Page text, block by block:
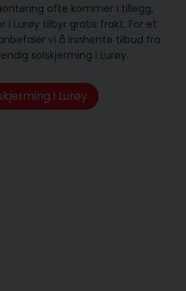
ofte kommer i tillegg,
i Lurøy tilbyr gratis frakt. For et
vi å innhente tilbud fra
solskjerming i Lurøy.
i Lurøy